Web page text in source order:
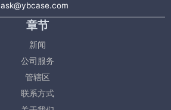
ask@ybcase.com
章节
新闻
公司服务
管辖区
联系方式